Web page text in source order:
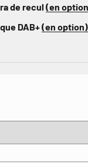
de recul (en
DAB+(en option)